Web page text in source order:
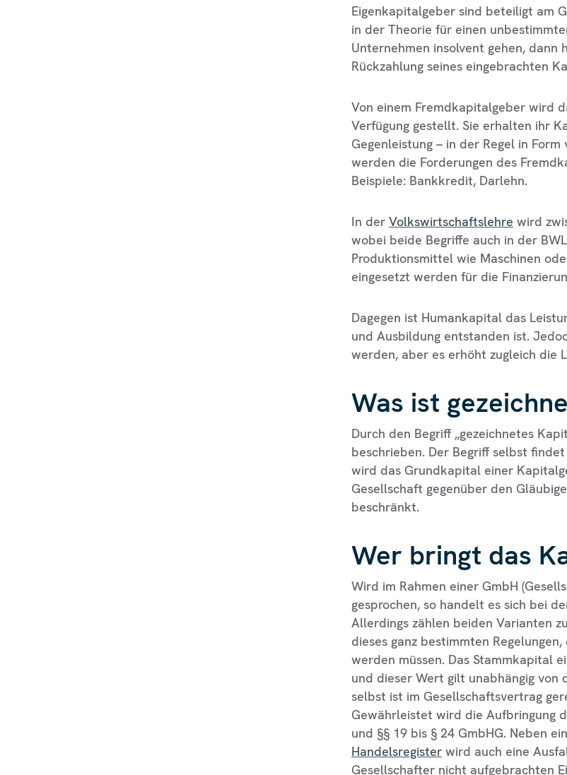
Eigenkapitalgeber sind beteiligt am
in der Theorie für einen
Unternehmen insolvent gehen,
Rückzahlung seines eingebrachten
Von einem Fremdkapitalgeber wird
Verfügung gestellt. Sie erhalten ihr
Gegenleistung – in der Regel in Form
werden die Forderungen des
Beispiele: Bankkredit, Darlehn.
In der Volkswirtschaftslehre wird
wobei beide Begriffe auch in der
Produktionsmittel wie Maschinen
eingesetzt werden für die
Dagegen ist Humankapital das
und Ausbildung entstanden ist.
werden, aber es erhöht zugleich die
Was ist
Durch den Begriff „gezeichnetes
beschrieben. Der Begriff selbst findet
wird das Grundkapital einer
Gesellschaft gegenüber den
beschränkt.
Wer bringt das
Wird im Rahmen einer GmbH
gesprochen, so handelt es sich bei
Allerdings zählen beiden Varianten
dieses ganz bestimmten
werden müssen. Das Stammkapital
und dieser Wert gilt unabhängig von
selbst ist im Gesellschaftsvertrag
Gewährleistet wird die Aufbringung
und §§ 19 bis § 24 GmbHG. Neben
Handelsregister wird auch eine
Gesellschafter nicht aufgebrachten